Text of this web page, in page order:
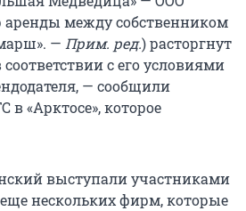
аренды между собственником
— Прим. ред.) расторгнут
с его условиями
— сообщили
в «Арктосе», которое
выступали участниками
нескольких фирм, которые